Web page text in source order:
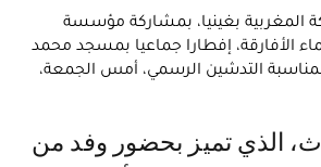
المغربية بغينيا، بمشاركة مؤسسة
الأفارقة، إفطارا جماعيا بمسجد محمد
التدشين الرسمي، أمس الجمعة،